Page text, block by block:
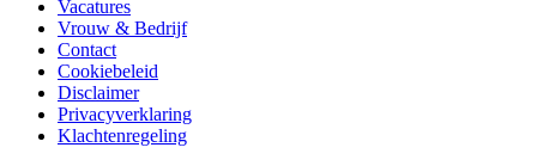
Vacatures
Vrouw & Bedrijf
Contact
Cookiebeleid
Disclaimer
Privacyverklaring
Klachtenregeling